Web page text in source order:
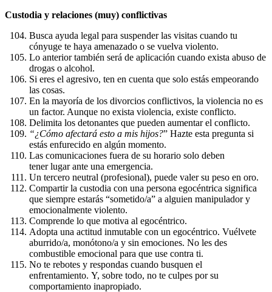
Custodia y relaciones (muy) conflictivas
Busca ayuda legal para suspender las visitas cuando tu
cónyuge te haya amenazado o se vuelva violento.
Lo anterior también será de aplicación cuando exista abuso de
drogas o alcohol.
Si eres el agresivo, ten en cuenta que solo estás empeorando
las cosas.
En la mayoría de los divorcios conflictivos, la violencia no es
un factor. Aunque no exista violencia, existe conflicto.
Delimita los detonantes que pueden aumentar el conflicto.
“¿Cómo afectará esto a mis hijos?” Hazte esta pregunta si
estás enfurecido en algún momento.
Las comunicaciones fuera de su horario solo deben
tener lugar ante una emergencia.
Un tercero neutral (profesional), puede valer su peso en oro.
Compartir la custodia con una persona egocéntrica significa
que siempre estarás “sometido/a” a alguien manipulador y
emocionalmente violento.
Comprende lo que motiva al egocéntrico.
Adopta una actitud inmutable con un egocéntrico. Vuélvete
aburrido/a, monótono/a y sin emociones. No les des
combustible emocional para que use contra ti.
No te rebotes y respondas cuando busquen el
enfrentamiento. Y, sobre todo, no te culpes por su
comportamiento inapropiado.